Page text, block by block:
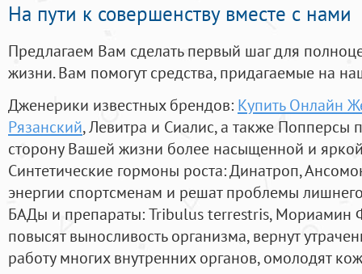
На пути к совершенству вместе с нами
Предлагаем Вам сделать первый шаг для
жизни. Вам помогут средства, придагаемые на
Дженерики известных брендов: Купить Онлайн
Рязанский, Левитра и Сиалис, а также Попперсы
сторону Вашей жизни более насыщенной и
Синтетические гормоны роста: Динатроп,
энергии спортсменам и решат проблемы
БАДы и препараты:Tribulus terrestris, Мориамин
повысят выносливость организма, вернут
работу многих внутренних органов, омолодят